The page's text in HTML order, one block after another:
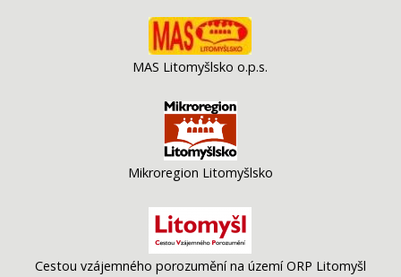
MAS Litomyšlsko o.p.s.
Mikroregion Litomyšlsko
Cestou vzájemného porozumění na území ORP Litomyšl